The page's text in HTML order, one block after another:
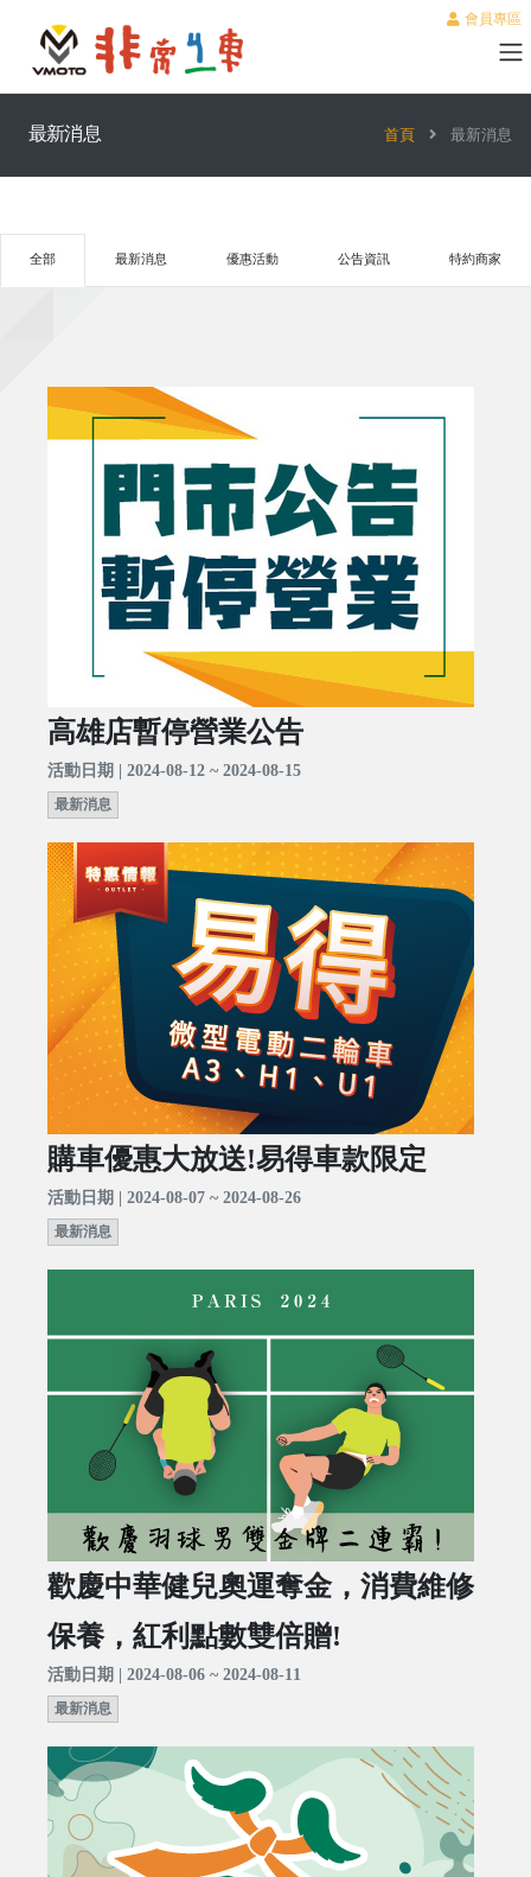
會員專區
最新消息 首頁 最新消息
全部 最新消息 優惠活動 公告資訊 特約商家
高雄店暫停營業公告
活動日期 | 2024-08-12 ~ 2024-08-15
最新消息
購車優惠大放送!易得車款限定
活動日期 | 2024-08-07 ~ 2024-08-26
最新消息
歡慶中華健兒奧運奪金，消費維修
保養，紅利點數雙倍贈!
活動日期 | 2024-08-06 ~ 2024-08-11
最新消息